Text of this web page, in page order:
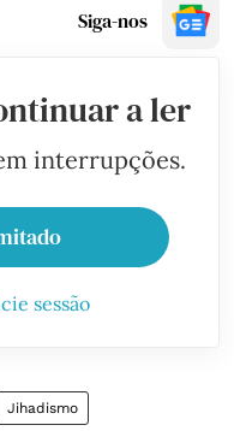
Siga-nos
a ler
interrupções.
sessão
Jihadismo